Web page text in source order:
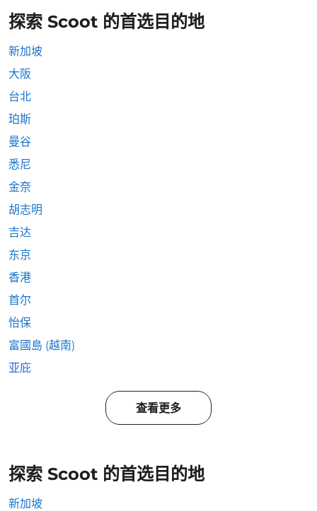
探索 Scoot 的首选目的地
新加坡
大阪
台北
珀斯
曼谷
悉尼
金奈
胡志明
吉达
东京
香港
首尔
怡保
富國島 (越南)
亚庇
查看更多
探索 Scoot 的首选目的地
新加坡